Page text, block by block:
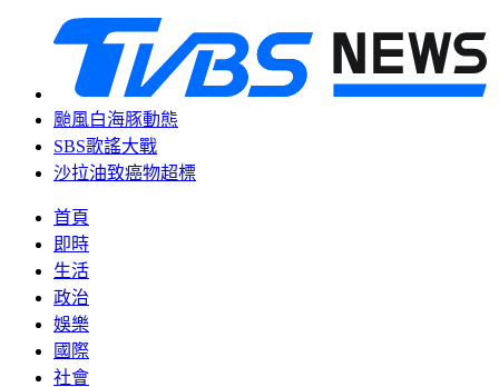
颱風白海豚動態
SBS歌謠大戰
沙拉油致癌物超標
首頁
即時
生活
政治
娛樂
國際
社會